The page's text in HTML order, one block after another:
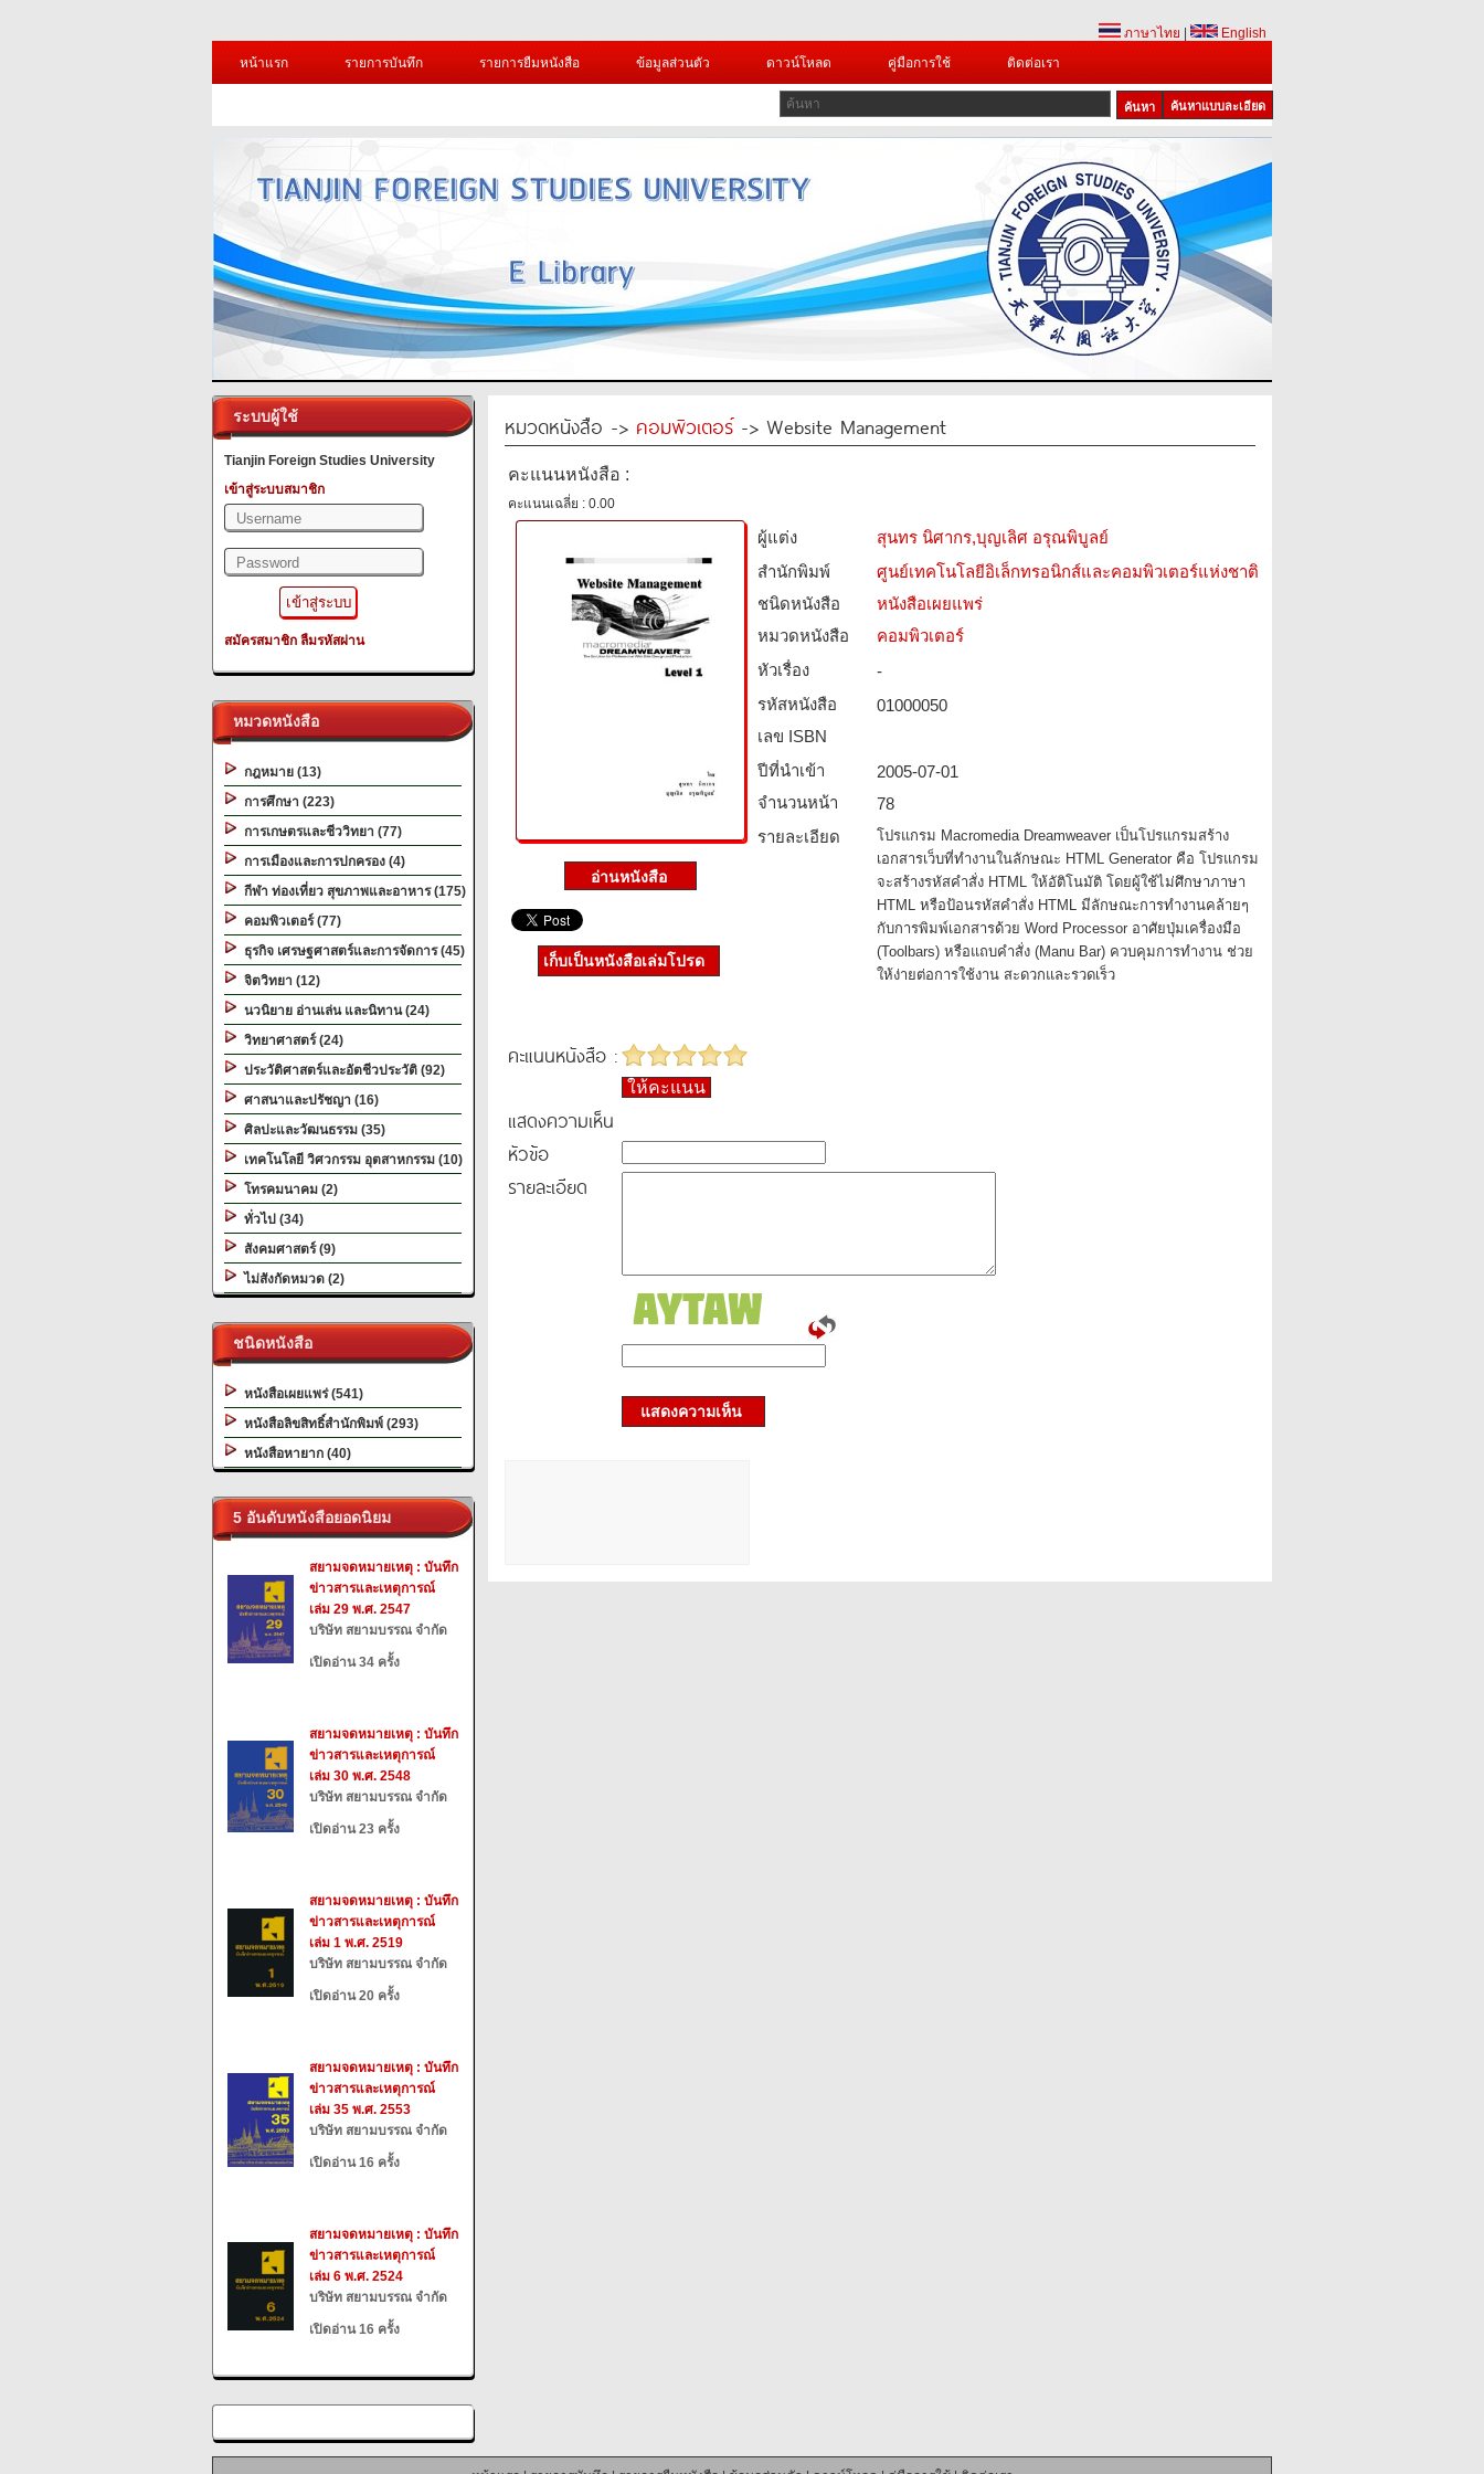
ภาษาไทย
English
หน้าแรก
รายการบันทึก รายการยืมหนังสือ ข้อมูลส่วนตัว ดาวน์โหลด คู่มือการใช้ ติดต่อเรา
ค้นหาแบบละเอียด
ระบบผู้ใช้
Tianjin Foreign Studies University
เข้าสู่ระบบสมาชิก
สมัครสมาชิก ลืมรหัสผ่าน
หมวดหนังสือ
กฎหมาย (13)
การศึกษา (223)
การเกษตรและชีววิทยา (77)
การเมืองและการปกครอง (4)
กีฬา ท่องเที่ยว สุขภาพและอาหาร (175)
คอมพิวเตอร์ (77)
ธุรกิจ เศรษฐศาสตร์และการจัดการ (45)
จิตวิทยา (12)
นวนิยาย อ่านเล่น และนิทาน (24)
วิทยาศาสตร์ (24)
ประวัติศาสตร์และอัตชีวประวัติ (92)
ศาสนาและปรัชญา (16)
ศิลปะและวัฒนธรรม (35)
เทคโนโลยี วิศวกรรม อุตสาหกรรม (10)
โทรคมนาคม (2)
ทั่วไป (34)
สังคมศาสตร์ (9)
ไม่สังกัดหมวด (2)
ชนิดหนังสือ
หนังสือเผยแพร่ (541)
หนังสือลิขสิทธิ์สำนักพิมพ์ (293)
หนังสือหายาก (40)
5 อันดับหนังสือยอดนิยม
สยามจดหมายเหตุ : บันทึก
ข่าวสารและเหตุการณ์
เล่ม 29 พ.ศ. 2547
บริษัท สยามบรรณ จำกัด
เปิดอ่าน 34 ครั้ง
สยามจดหมายเหตุ : บันทึก
ข่าวสารและเหตุการณ์
เล่ม 30 พ.ศ. 2548
บริษัท สยามบรรณ จำกัด
เปิดอ่าน 23 ครั้ง
สยามจดหมายเหตุ : บันทึก
ข่าวสารและเหตุการณ์
เล่ม 1 พ.ศ. 2519
บริษัท สยามบรรณ จำกัด
เปิดอ่าน 20 ครั้ง
สยามจดหมายเหตุ : บันทึก
ข่าวสารและเหตุการณ์
เล่ม 35 พ.ศ. 2553
บริษัท สยามบรรณ จำกัด
เปิดอ่าน 16 ครั้ง
สยามจดหมายเหตุ : บันทึก
ข่าวสารและเหตุการณ์
เล่ม 6 พ.ศ. 2524
บริษัท สยามบรรณ จำกัด
เปิดอ่าน 16 ครั้ง
หมวดหนังสือ -> คอมพิวเตอร์-> Website Management
คะแนนหนังสือ :
คะแนนเฉลี่ย : 0.00
ผู้แต่ง
สุนทร นิศากร,บุญเลิศ อรุณพิบูลย์
สำนักพิมพ์
ศูนย์เทคโนโลยีอิเล็กทรอนิกส์และคอมพิวเตอร์แห่งชาติ
ชนิดหนังสือ­
หนังสือเผยแพร่
หมวดหนังสือ­
คอมพิวเตอร์
หัวเรื่อง
-
รหัสหนังสือ­
01000050
เลข ISBN
ปีที่นำเข้า
2005-07-01
จำนวนหน้า
78
รายละเอียด
โปรแกรม Macromedia Dreamweaver เป็นโปรแกรมสร้าง
เอกสารเว็บที่ทำงานในลักษณะ HTML Generator คือ โปรแกรม
จะสร้างรหัสคำสั่ง HTML ให้อัติโนมัติ โดยผู้ใช้ไม่ศึกษาภาษา
HTML หรือป้อนรหัสคำสั่ง HTML มีลักษณะการทำงานคล้ายๆ
กับการพิมพ์เอกสารด้วย Word Processor อาศัยปุ่มเครื่องมือ
(Toolbars) หรือแถบคำสั่ง (Manu Bar) ควบคุมการทำงาน ช่วย
ให้ง่ายต่อการใช้งาน สะดวกและรวดเร็ว
เก็บเป็นหนังสือเล่มโปรด
คะแนนหนังสือ :
ให้คะแนน
แสดงความเห็น
หัวข้อ
รายละเอียด
แสดงความเห็น